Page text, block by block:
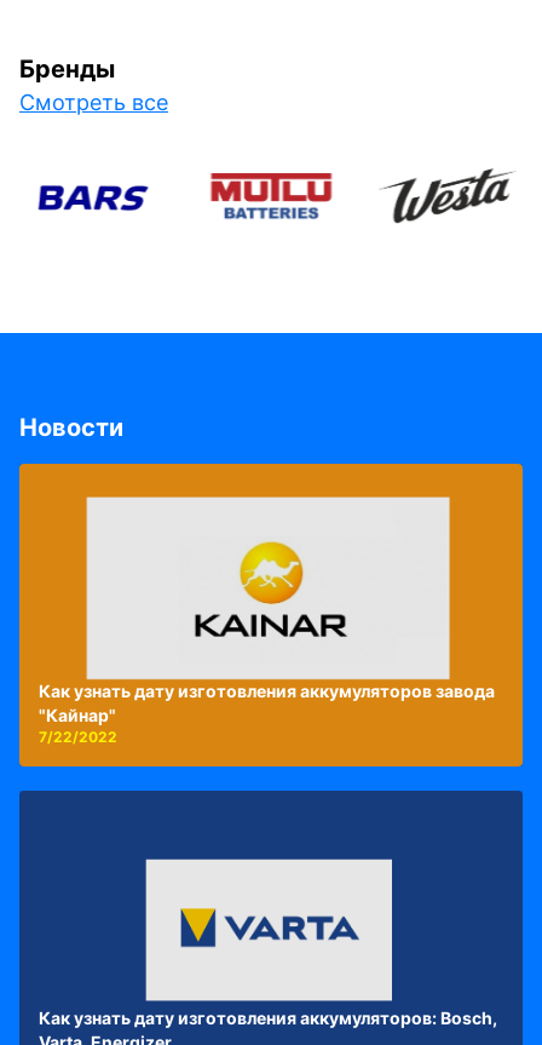
Бренды
Смотреть все
Новости
Как узнать дату изготовления аккумуляторов завода
"Кайнар"
7/22/2022
Как узнать дату изготовления аккумуляторов: Bosch,